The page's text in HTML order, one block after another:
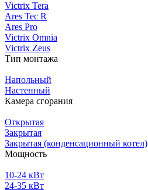
Victrix Tera
Ares Tec R
Ares Pro
Victrix Omnia
Victrix Zeus
Тип монтажа
Напольный
Настенный
Камера сгорания
Открытая
Закрытая
Закрытая (конденсационный котел)
Мощность
10-24 кВт
24-35 кВт